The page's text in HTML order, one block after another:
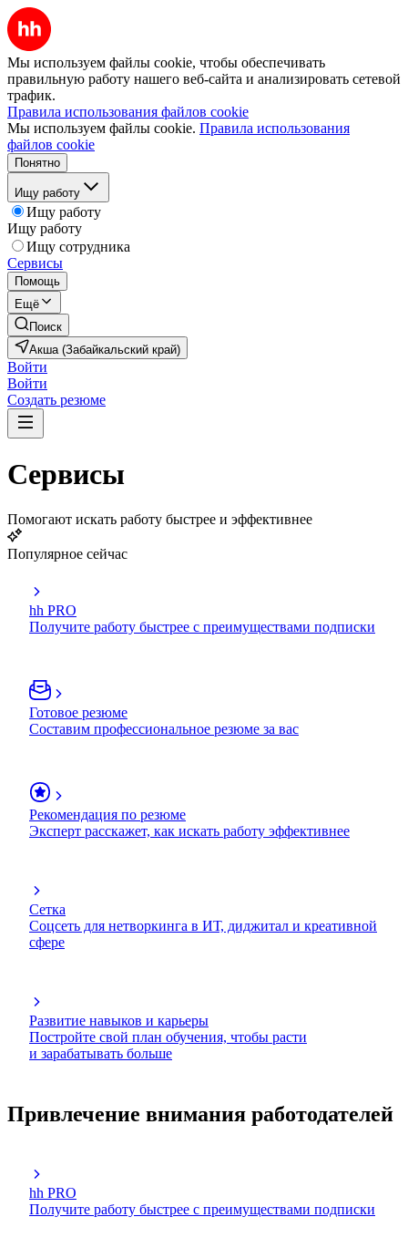
Мы используем файлы cookie, чтобы обеспечивать
правильную работу нашего веб-сайта и анализировать сетевой
трафик.
Правила использования файлов cookie
Мы используем файлы cookie. Правила использования
файлов cookie
Понятно
Ищу работу
Ищу работу
Ищу работу
Ищу сотрудника
Сервисы
Помощь
Ещё
Поиск
Акша (Забайкальский край)
Войти
Войти
Создать резюме
Сервисы
Помогают искать работу быстрее и эффективнее
Популярное сейчас
hh PRO
Получите работу быстрее с преимуществами подписки
Готовое резюме
Составим профессиональное резюме за вас
Рекомендация по резюме
Эксперт расскажет, как искать работу эффективнее
Сетка
Соцсеть для нетворкинга в ИТ, диджитал и креативной
сфере
Развитие навыков и карьеры
Постройте свой план обучения, чтобы расти
и зарабатывать больше
Привлечение внимания работодателей
hh PRO
Получите работу быстрее с преимуществами подписки